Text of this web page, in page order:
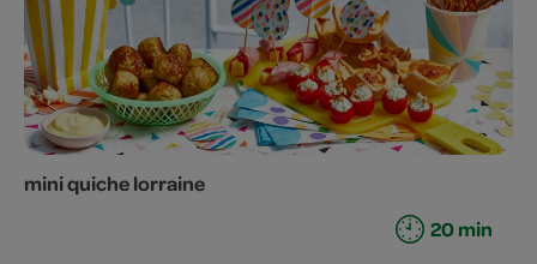
mini quiche lorraine
20 min